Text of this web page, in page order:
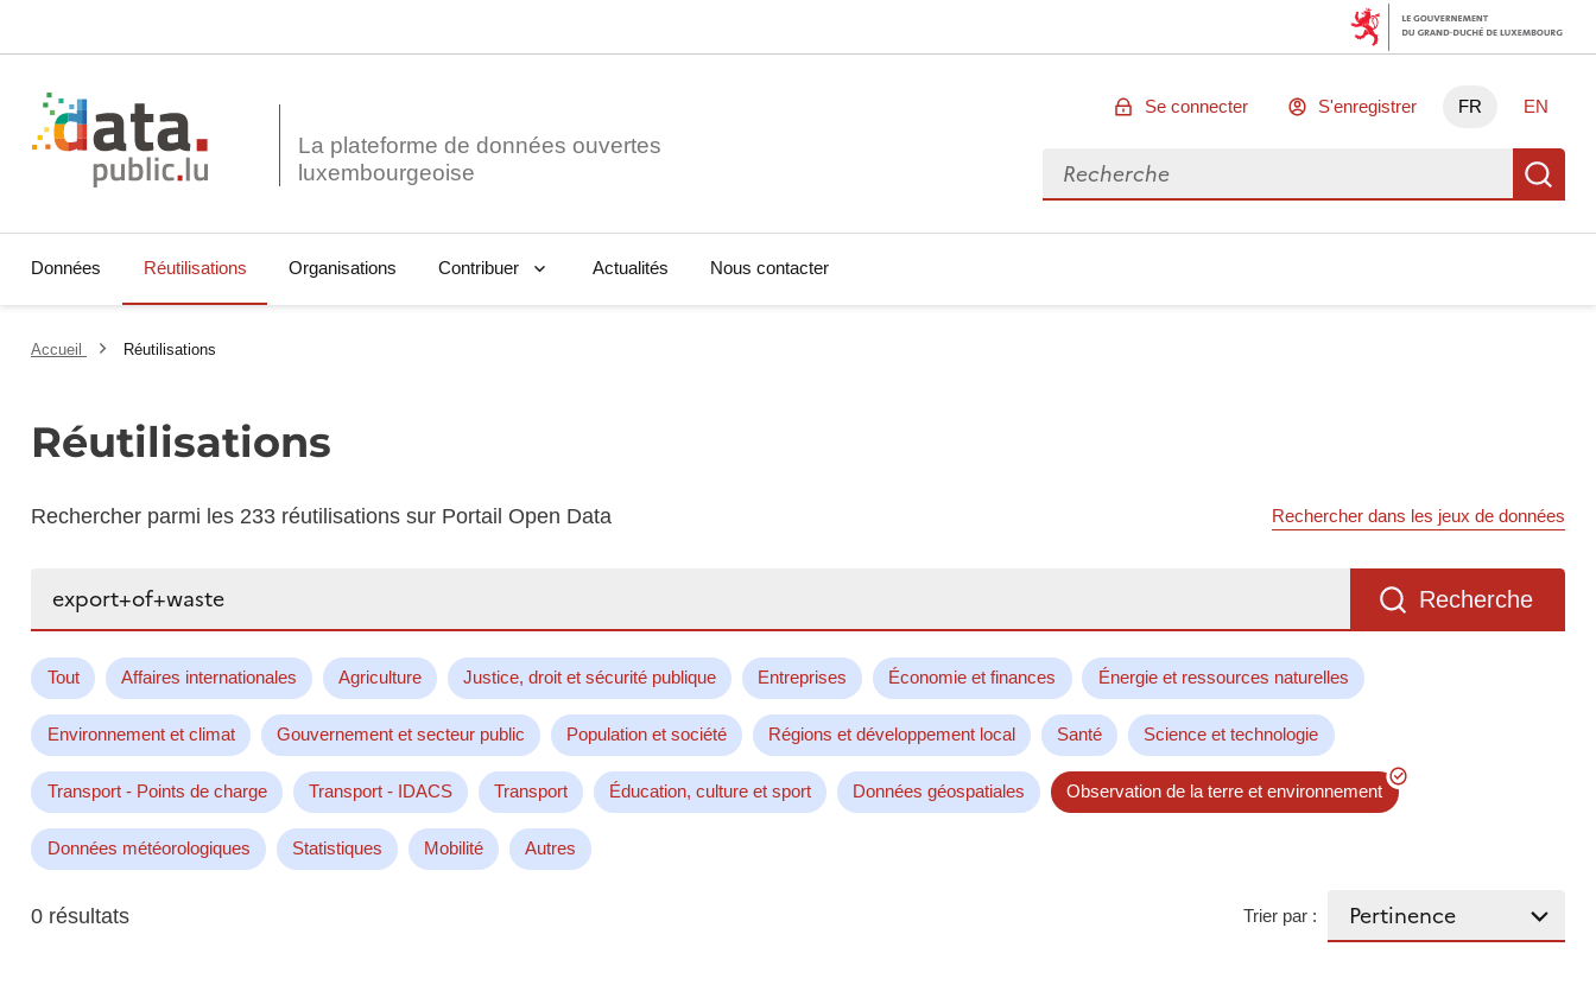
La plateforme de données ouvertes
Se connecter S'enregistrer FR EN
Rechercher des données
Données Réutilisations Organisations Contribuer Actualités Nous contacter
Accueil Réutilisations
Réutilisations
Rechercher parmi les 233 réutilisations sur Portail Open Data Rechercher dans les jeux de données
Recherche
Tout Affaires internationales Agriculture Justice, droit et sécurité publique Entreprises Économie et finances Énergie et ressources naturelles
Environnement et climat Gouvernement et secteur public Population et société Régions et développement local Santé Science et technologie
Transport - Points de charge Transport - IDACS Transport Éducation, culture et sport Données géospatiales Observation de la terre et environnement
Données météorologiques Statistiques Mobilité Autres
0 résultats Trier par :